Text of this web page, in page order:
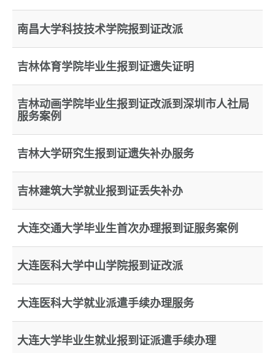
南昌大学科技技术学院报到证改派
吉林体育学院毕业生报到证遗失证明
吉林动画学院毕业生报到证改派到深圳市人社局
服务案例
吉林大学研究生报到证遗失补办服务
吉林建筑大学就业报到证丢失补办
大连交通大学毕业生首次办理报到证服务案例
大连医科大学中山学院报到证改派
大连医科大学就业派遣手续办理服务
大连大学毕业生就业报到证派遣手续办理